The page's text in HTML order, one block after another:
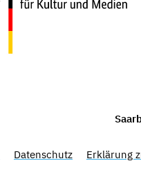
Datenschutz Erklärung